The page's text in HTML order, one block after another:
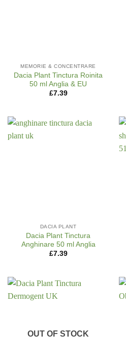
MEMORIE & CONCENTRARE
Dacia Plant Tinctura Roinita
50 ml Anglia & EU
£7.39
DACIA PLANT
Dacia Plant Tinctura
Anghinare 50 ml Anglia
£7.39
OUT OF STOCK